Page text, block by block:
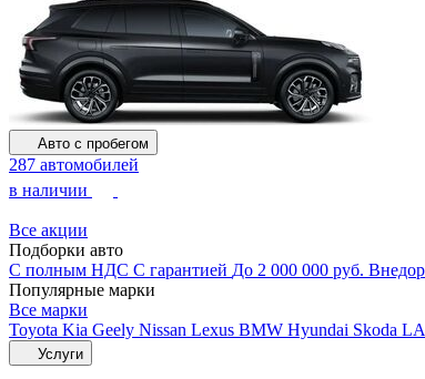
Авто с пробегом
287 автомобилей
в наличии
Все акции
Подборки авто
С полным НДС С гарантией До 2 000 000 руб.
Популярные марки
Все марки
Toyota Kia Geely Nissan Lexus BMW Hyundai Skoda
Услуги